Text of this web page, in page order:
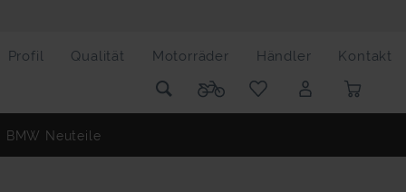
Profil Qualität Motorräder Händler Kontakt
BMW Neuteile